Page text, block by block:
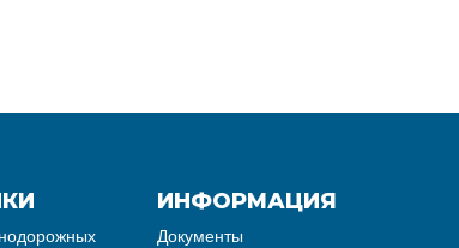
ИНФОРМАЦИЯ
Документы